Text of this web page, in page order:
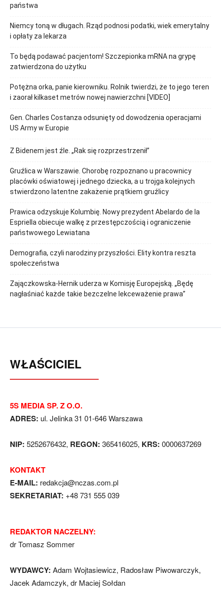
państwa
Niemcy toną w długach. Rząd podnosi podatki, wiek emerytalny
i opłaty za lekarza
To będą podawać pacjentom! Szczepionka mRNA na grypę
zatwierdzona do użytku
Potężna orka, panie kierowniku. Rolnik twierdzi, że to jego teren
i zaorał kilkaset metrów nowej nawierzchni [VIDEO]
Gen. Charles Costanza odsunięty od dowodzenia operacjami
US Army w Europie
Z Bidenem jest źle. „Rak się rozprzestrzenił”
Gruźlica w Warszawie. Chorobę rozpoznano u pracownicy
placówki oświatowej i jednego dziecka, a u trojga kolejnych
stwierdzono latentne zakażenie prątkiem gruźlicy
Prawica odzyskuje Kolumbię. Nowy prezydent Abelardo de la
Espriella obiecuje walkę z przestępczością i ograniczenie
państwowego Lewiatana
Demografia, czyli narodziny przyszłości. Elity kontra reszta
społeczeństwa
Zajączkowska-Hernik uderza w Komisję Europejską. „Będę
nagłaśniać każde takie bezczelne lekceważenie prawa”
WŁAŚCICIEL
5S MEDIA SP. Z O.O.
ADRES: ul. Jelinka 31 01-646 Warszawa
NIP: 5252676432, REGON: 365416025, KRS: 0000637269
KONTAKT
E-MAIL: redakcja@nczas.com.pl
SEKRETARIAT: +48 731 555 039
REDAKTOR NACZELNY:
dr Tomasz Sommer
WYDAWCY: Adam Wojtasiewicz, Radosław Piwowarczyk,
Jacek Adamczyk, dr Maciej Sołdan